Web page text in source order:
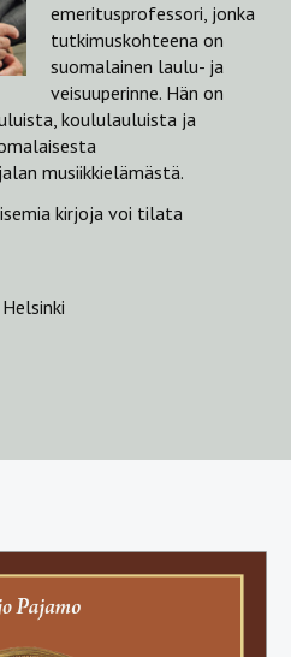
iloksi
emeritusprofessori, jonka
tutkimuskohteena on
suomalainen laulu- ja
veisuuperinne. Hän on
koululauluista ja
musiikkielämästä.
kirjoja voi tilata